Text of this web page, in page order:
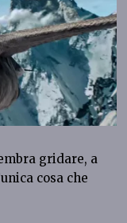
gridare, a
cosa che